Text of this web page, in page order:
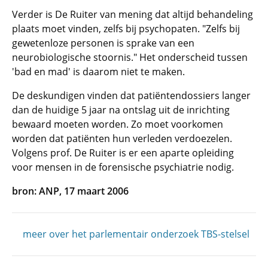
Verder is De Ruiter van mening dat altijd behandeling
plaats moet vinden, zelfs bij psychopaten. "Zelfs bij
gewetenloze personen is sprake van een
neurobiologische stoornis." Het onderscheid tussen
'bad en mad' is daarom niet te maken.
De deskundigen vinden dat patiëntendossiers langer
dan de huidige 5 jaar na ontslag uit de inrichting
bewaard moeten worden. Zo moet voorkomen
worden dat patiënten hun verleden verdoezelen.
Volgens prof. De Ruiter is er een aparte opleiding
voor mensen in de forensische psychiatrie nodig.
bron: ANP, 17 maart 2006
meer over het parlementair onderzoek TBS-stelsel